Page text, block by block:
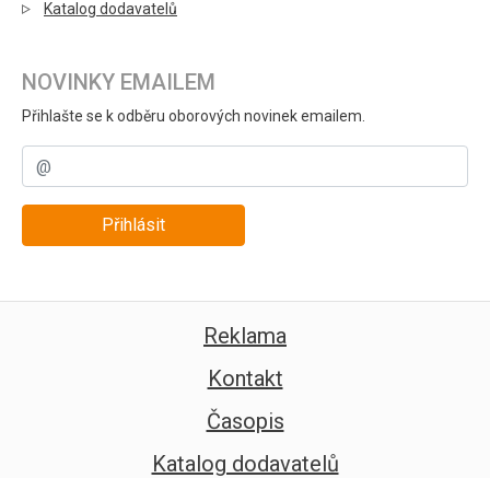
Katalog dodavatelů
NOVINKY EMAILEM
Přihlašte se k odběru oborových novinek emailem.
Přihlásit
Reklama
Kontakt
Časopis
Katalog dodavatelů